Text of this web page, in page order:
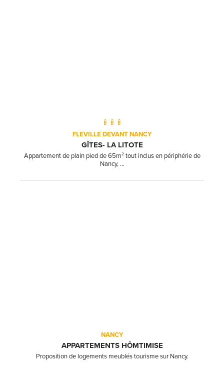
FLEVILLE DEVANT NANCY
GÎTES- LA LITOTE
Appartement de plain pied de 65m² tout inclus en périphérie de
Nancy, ...
NANCY
APPARTEMENTS HÔMTIMISE
Proposition de logements meublés tourisme sur Nancy.